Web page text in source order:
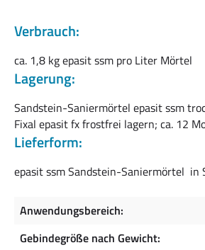
Verbrauch:
ca. 1,8 kg epasit ssm pro Liter Mörtel
Lagerung:
Sandstein-Saniermörtel epasit ssm
Fixal epasit fx frostfrei lagern; ca. 12
Lieferform:
epasit ssm Sandstein-Saniermörtel in
Anwendungsbereich:
Gebindegröße nach Gewicht: